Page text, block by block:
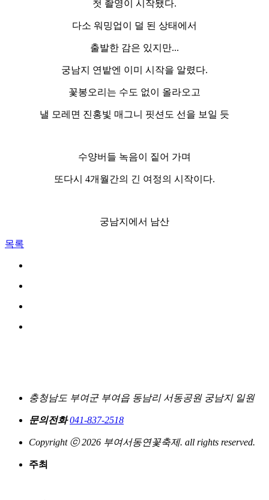
첫 촬영이 시작됐다.
다소 워밍업이 덜 된 상태에서
출발한 감은 있지만...
궁남지 연밭엔 이미 시작을 알렸다.
꽃봉오리는 수도 없이 올라오고
낼 모레면 진홍빛 매그니 핏션도 선을 보일 듯
수양버들 녹음이 짙어 가며
또다시 4개월간의 긴 여정의 시작이다.
궁남지에서 남산
목록
충청남도 부여군 부여읍 동남리 서동공원 궁남지 일원
문의전화 041-837-2518
Copyright ⓒ 2026 부여서동연꽃축제. all rights reserved.
주최